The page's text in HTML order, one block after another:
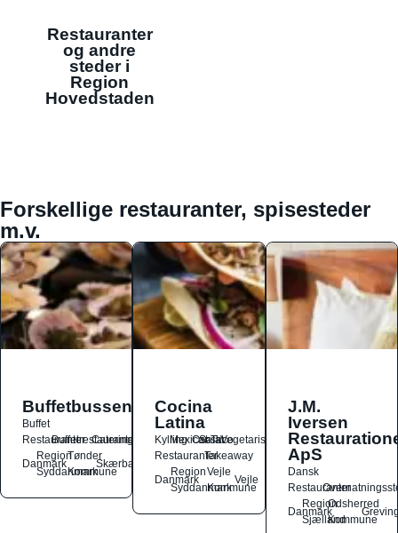
Restauranter
og andre
steder i
Region
Hovedstaden
Forskellige restauranter, spisesteder
m.v.
Buffetbussen
Buffet
Restauranter
Buffetrestauranter
Catering
Danmark
Region
Syddanmark
Tønder
Kommune
Skærbæk
Cocina
Latina
Kylling
Mexicansk
OstSalat
TacoVegetarisk
RestauranterTakeaway
Danmark
Region
Syddanmark
Vejle
Kommune
Vejle
J.M.
Iversen
ApS
Dansk
Restauranter
Danmark
Region
Sjælland
Odsherred
Kommune